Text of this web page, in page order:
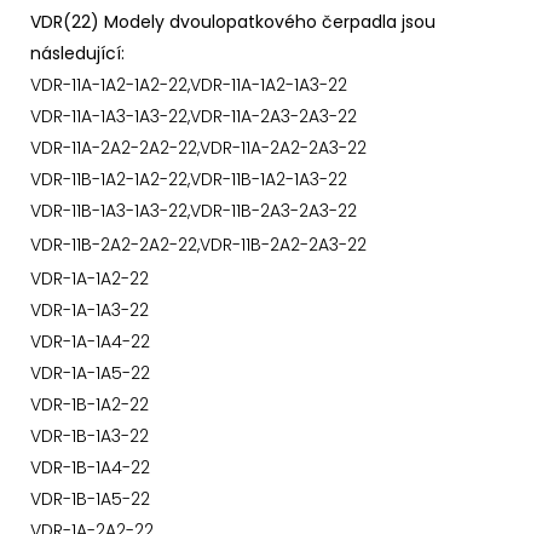
VDR(22) Modely dvoulopatkového čerpadla jsou
následující:
VDR-11A-1A2-1A2-22,VDR-11A-1A2-1A3-22
VDR-11A-1A3-1A3-22,VDR-11A-2A3-2A3-22
VDR-11A-2A2-2A2-22,VDR-11A-2A2-2A3-22
VDR-11B-1A2-1A2-22,VDR-11B-1A2-1A3-22
VDR-11B-1A3-1A3-22,VDR-11B-2A3-2A3-22
VDR-11B-2A2-2A2-22,VDR-11B-2A2-2A3-22
VDR-1A-1A2-22
VDR-1A-1A3-22
VDR-1A-1A4-22
VDR-1A-1A5-22
VDR-1B-1A2-22
VDR-1B-1A3-22
VDR-1B-1A4-22
VDR-1B-1A5-22